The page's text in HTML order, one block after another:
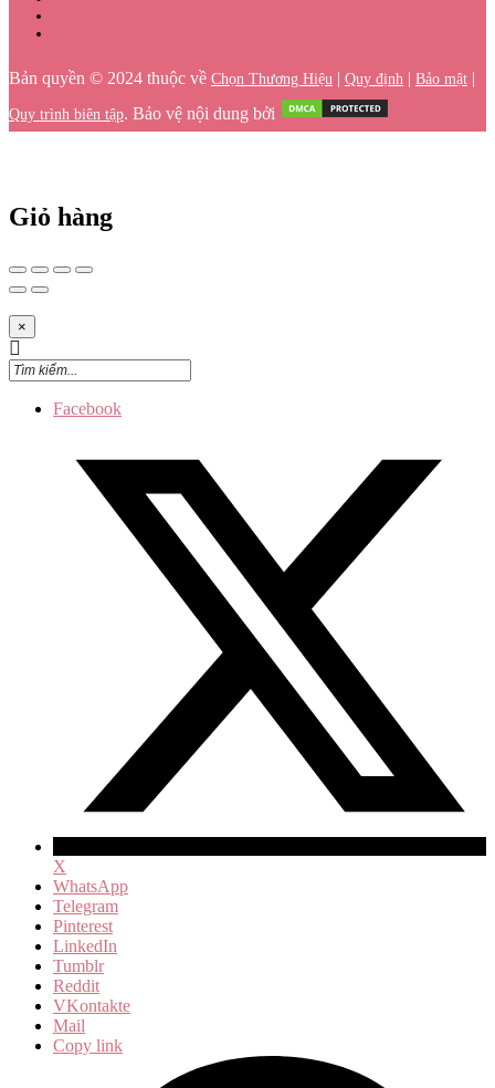
Bản quyền © 2024 thuộc về Chọn Thương Hiệu | Quy định | Bảo mật |
Quy trình biên tập. Bảo vệ nội dung bởi
Giỏ hàng
×
Facebook
X
WhatsApp
Telegram
Pinterest
LinkedIn
Tumblr
Reddit
VKontakte
Mail
Copy link